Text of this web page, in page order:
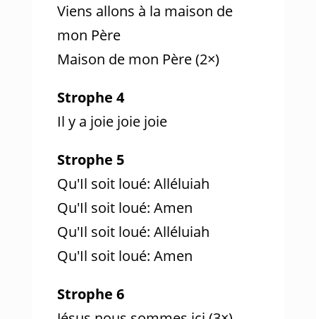
Viens allons à la maison de
mon Père
Maison de mon Père (2×)
Strophe 4
Il y a joie joie joie
Strophe 5
Qu'Il soit loué: Alléluiah
Qu'Il soit loué: Amen
Qu'Il soit loué: Alléluiah
Qu'Il soit loué: Amen
Strophe 6